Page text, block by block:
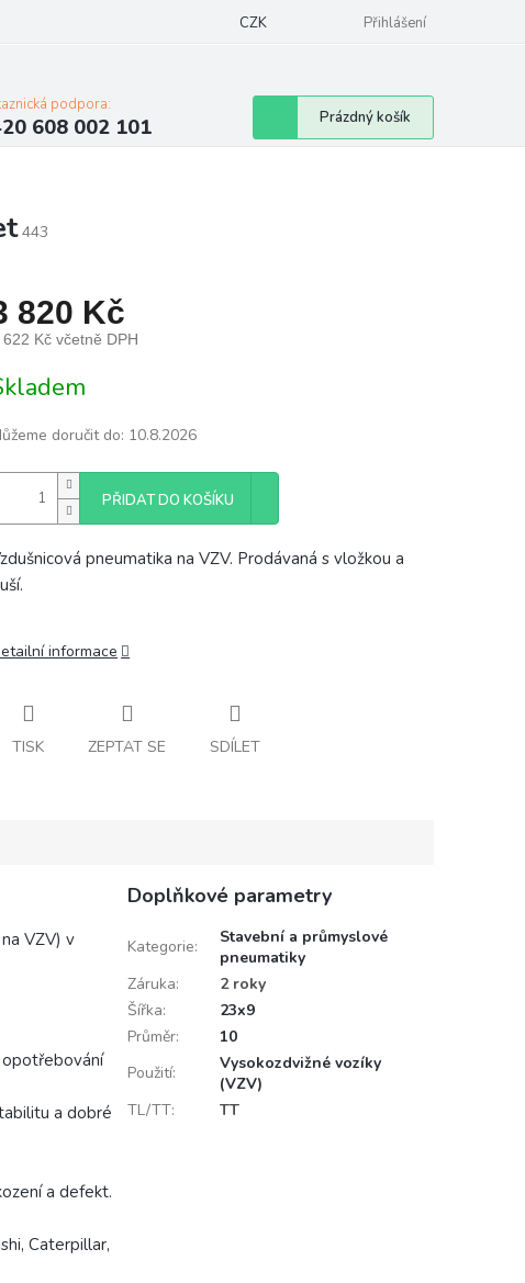
Mapa serveru Moje objednávka
CZK Přihlášení
podpora:
608 002 101
Nákupní
košík
Prázdný košík
443
820 Kč
622 Kč včetně DPH
doručit do: 10.8.2026
PŘIDAT DO KOŠÍKU
pneumatika na VZV. Prodávaná s vložkou a
informace
TISK ZEPTAT SE SDÍLET
VZV) v
opotřebování
a dobré
a defekt.
Caterpillar,
Doplňkové parametry
Kategorie:
Stavební a průmyslové
pneumatiky
Záruka:
2 roky
Šířka:
23x9
Průměr:
10
Použití:
Vysokozdvižné vozíky
(VZV)
TL/TT: TT